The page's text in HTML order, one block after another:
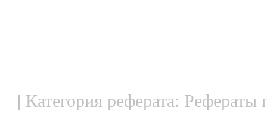
| Категория реферата: Рефераты